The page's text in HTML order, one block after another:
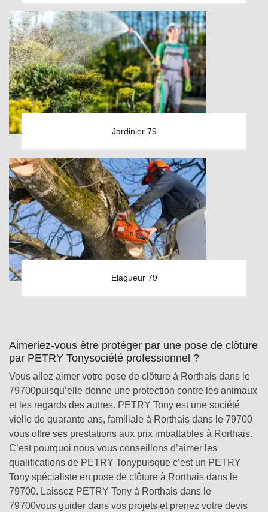
Jardinier 79
Elagueur 79
Aimeriez-vous être protéger par une pose de clôture
par PETRY Tonysociété professionnel ?
Vous allez aimer votre pose de clôture à Rorthais dans le
79700puisqu’elle donne une protection contre les animaux
et les regards des autres. PETRY Tony est une société
vielle de quarante ans, familiale à Rorthais dans le 79700
vous offre ses prestations aux prix imbattables à Rorthais.
C’est pourquoi nous vous conseillons d’aimer les
qualifications de PETRY Tonypuisque c’est un PETRY
Tony spécialiste en pose de clôture à Rorthais dans le
79700. Laissez PETRY Tony à Rorthais dans le
79700vous guider dans vos projets et prenez votre devis